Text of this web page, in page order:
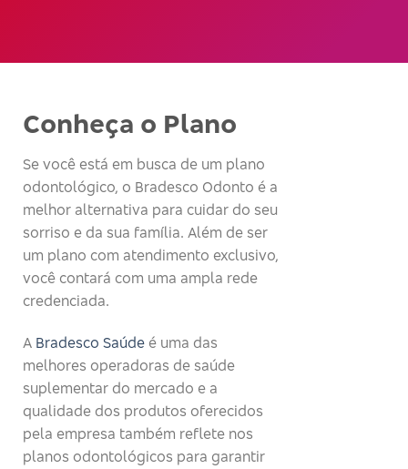
Conheça o Plano
Se você está em busca de um plano
odontológico, o Bradesco Odonto é a
melhor alternativa para cuidar do seu
sorriso e da sua família. Além de ser
um plano com atendimento exclusivo,
você contará com uma ampla rede
credenciada.
A Bradesco Saúde é uma das
melhores operadoras de saúde
suplementar do mercado e a
qualidade dos produtos oferecidos
pela empresa também reflete nos
planos odontológicos para garantir